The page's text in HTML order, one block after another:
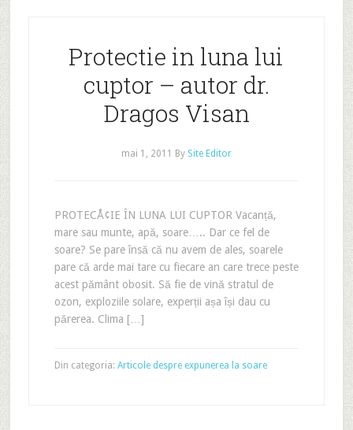
Protectie in luna lui
cuptor – autor dr.
Dragos Visan
mai 1, 2011 By Site Editor
PROTECÅ¢IE ÎN LUNA LUI CUPTOR Vacanță,
mare sau munte, apă, soare….. Dar ce fel de
soare? Se pare însă că nu avem de ales, soarele
pare că arde mai tare cu fiecare an care trece peste
acest pământ obosit. Să fie de vină stratul de
ozon, exploziile solare, experții așa își dau cu
părerea. Clima […]
Din categoria: Articole despre expunerea la soare